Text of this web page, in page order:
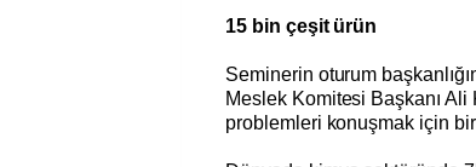
15 bin çeşit ürün
Seminerin oturum
Meslek Komitesi Başkanı Ali
problemleri konuşmak için